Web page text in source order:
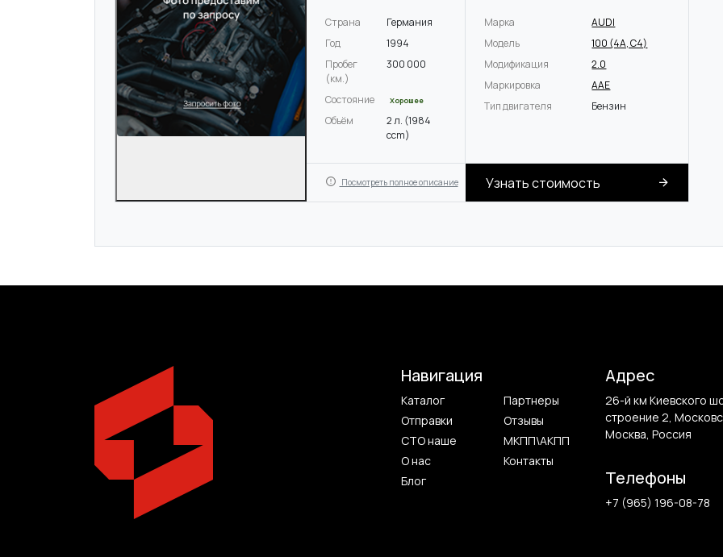
Страна
Германия
Год
1994
Пробег
(км.)
300 000
Состояние Хорошее
Объём
2 л. (1984
ccm)
Марка
AUDI
Модель
100 (4A, C4)
Модификация
2.0
Маркировка
AAE
Тип двигателя
Бензин
Посмотреть полное описание Узнать стоимость
Навигация
Каталог
Партнеры
Отправки
Отзывы
СТО наше
МКПП\АКПП
О нас
Контакты
Блог
Адрес
26-й км Киевского
строение 2,
Москва, Россия
Телефоны
+7 (965) 196-08-78